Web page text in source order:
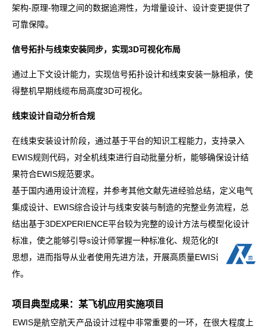
架构-原理-物理之间的数据追溯性，为增量设计、设计变更提供了
可靠保障。
信号拓扑与线束安装同步，实现3D可视化布局
通过上下文设计能力，实现信号拓扑设计和线束安装一脉相承，使
得整机早期线缆布局高度3D可视化。
线束设计自动分析合规
在线束安装设计阶段，通过基于平台的知识工程能力，支持录入
EWIS规则代码，对全机线束进行自动批量分析，能够确保设计结
果符合EWIS规范要求。
基于国内通用设计流程，并参考其他文献先进经验总结，定义电气
集成设计、EWIS综合设计与线束安装与制造的完整业务流程，总
结出基于3DEXPERIENCE平台较为完整的设计方法与模型化设计
标准，使之能够引导s设计师掌握一种标准化、规范化的EWIS设计
思想，进而指导从业者使用先进方法，开展高质量EWIS设计工
作。
项目典型成果：某飞机应用实施项目
EWIS是航空航天产品设计过程中非常重要的一环，在很大程度上